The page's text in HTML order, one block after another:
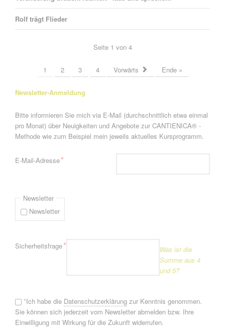
Rolf trägt Flieder
Seite 1 von 4
1 2 3 4 Vorwärts Ende »
Newsletter-Anmeldung
Bitte informieren Sie mich via E-Mail (durchschnittlich etwa einmal
pro Monat) über Neuigkeiten und Angebote zur CANTIENICA® -
Methode wie zum Beispiel mein jeweils aktuelles Kursprogramm.
Pflichtfeld
E-Mail-Adresse*
Newsletter
Newsletter
Pflichtfeld
Sicherheitsfrage*
Was ist die
Summe aus 4
und 5?
*Ich habe die Datenschutzerklärungzur Kenntnis genommen.
Sie können sich jederzeit vom Newsletter abmelden bzw. Ihre
Einwilligung mit Wirkung für die Zukunft widerrufen.